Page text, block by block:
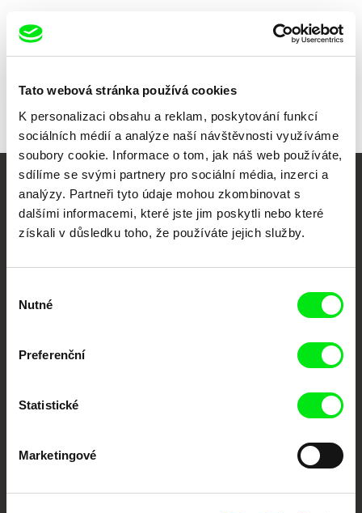
Tato webová stránka používá cookies
K personalizaci obsahu a reklam, poskytování funkcí
sociálních médií a analýze naší návštěvnosti využíváme
soubory cookie. Informace o tom, jak náš web používáte,
sdílíme se svými partnery pro sociální média, inzerci a
analýzy. Partneři tyto údaje mohou zkombinovat s
dalšími informacemi, které jste jim poskytli nebo které
získali v důsledku toho, že používáte jejich služby.
souhlasu
Nutné
Preferenční
Statistické
Marketingové
Vaše online
dokumentární kino
Nové festivalové filmy
festivalů dokumentárního filmu sdružených do Doc Alliance. Naším cílem je
posouvat hranice dokumentárního filmu, propagovat jeho rozmanitost a